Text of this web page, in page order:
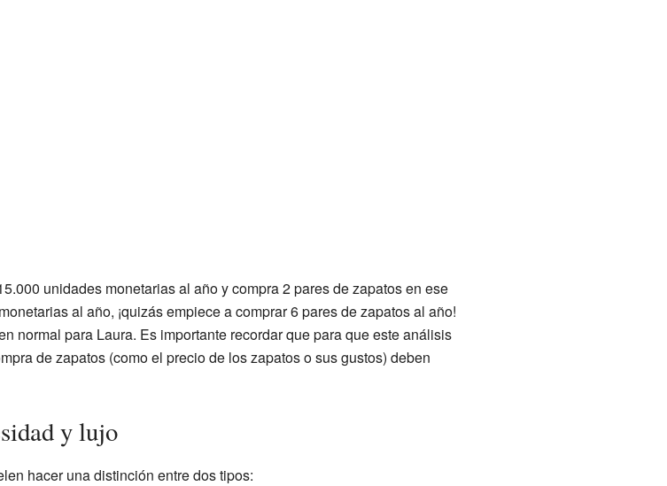
unidades monetarias al año y compra 2 pares de zapatos en ese
al año, ¡quizás empiece a comprar 6 pares de zapatos al año!
normal para Laura. Es importante recordar que para que este análisis
de zapatos (como el precio de los zapatos o sus gustos) deben
y lujo
hacer una distinción entre dos tipos: